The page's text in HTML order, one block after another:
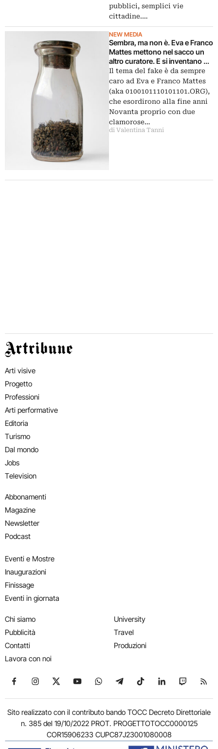
pubblici, semplici vie
cittadine.…
NEW MEDIA
Sembra, ma non è. Eva e Franco
Mattes mettono nel sacco un
altro curatore. E si inventano un
credibilissimo Dieter Roth…
Il tema del fake è da sempre
caro ad Eva e Franco Mattes
(aka 0100101110101101.ORG),
che esordirono alla fine anni
Novanta proprio con due
clamorose…
di Valentina Tanni
Artribune
Arti visive
Progetto
Professioni
Arti performative
Editoria
Turismo
Dal mondo
Jobs
Television
Abbonamenti
Magazine
Newsletter
Podcast
Eventi e Mostre
Inaugurazioni
Finissage
Eventi in giornata
Chi siamo
Pubblicità
Contatti
Lavora con noi
University
Travel
Produzioni
Seguici su Facebook
Seguici su Instagram
Seguici su X
Seguici su YouTube
Seguici su WhatsApp
Seguici su Telegram
Seguici su TikTok
Seguici su
Seguici
Sito realizzato con il contributo bando TOCC Decreto Direttoriale
n. 385 del 19/10/2022 PROT. PROGETTOTOCC0000125
COR15906233 CUPC87J23001080008